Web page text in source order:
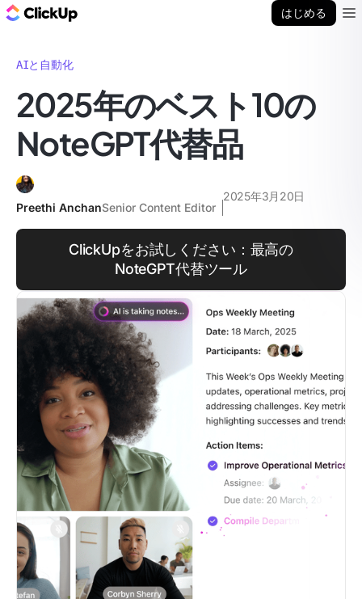
はじめる
AIと自動化
2025年のベスト10の
NoteGPT代替品
Preethi AnchanSenior Content Editor
2025年3月20日
ClickUpをお試しください：最高の
NoteGPT代替ツール